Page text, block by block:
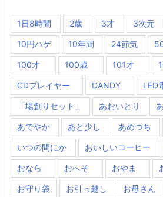
1日8時間 2歳 3才 3次元
10円ハゲ 10年間 24節気
100才 100歳 101才
CDプレイヤー DANDY LED
「場創りセット」 あおいとり
あでやか あと少し あめつち
いつの間にか おいしいコーヒー
おなら おへそ おやま
お守り袋 お引っ越し お母さん